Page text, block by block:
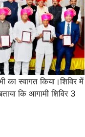
का स्वागत किया।शिविर में
कि आगामी शिविर 3